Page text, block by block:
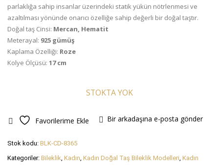
parlaklığa sahip insanlar üzerindeki statik yükün nötrlenmesi ve
azaltılması yönünde onarıcı özelliğe sahip değerli bir doğal taştır.
Doğal taş Cinsi: Mercan, Hematit
Meterayal: 925 gümüş
Kaplama Özelliği: Roze
Kolye Ölçüsü: 17 cm
STOKTA YOK
Favorilerime Ekle Bir arkadaşına e-posta gönder
Stok kodu: BLK-CD-8365
Kategoriler: Bileklik Kadın Kadın Doğal Taş Bileklik Modelleri Kadın